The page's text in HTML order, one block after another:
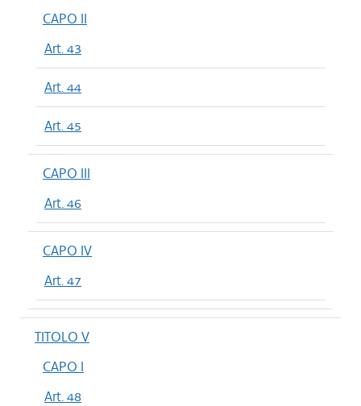
CAPO II
Art. 43
Art. 44
Art. 45
CAPO III
Art. 46
CAPO IV
Art. 47
TITOLO V
CAPO I
Art. 48